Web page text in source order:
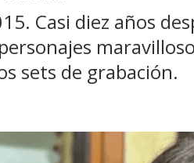
Casi diez años
sets de grabación.